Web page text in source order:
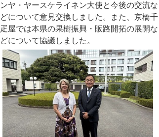
ンヤ・ヤースケライネン大使と今後の交流な
どについて意見交換しました。また、京橋千
疋屋では本県の果樹振興・販路開拓の展開な
どについて協議しました。